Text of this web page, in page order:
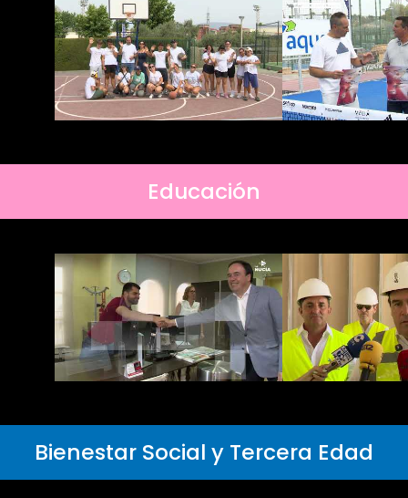
Educación
Bienestar Social y Tercera Edad